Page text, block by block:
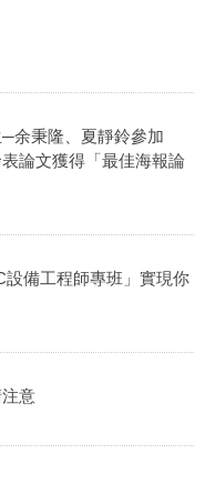
余秉隆、夏靜鈴參加
論文獲得「最佳海報論
備工程師專班」實現你
意